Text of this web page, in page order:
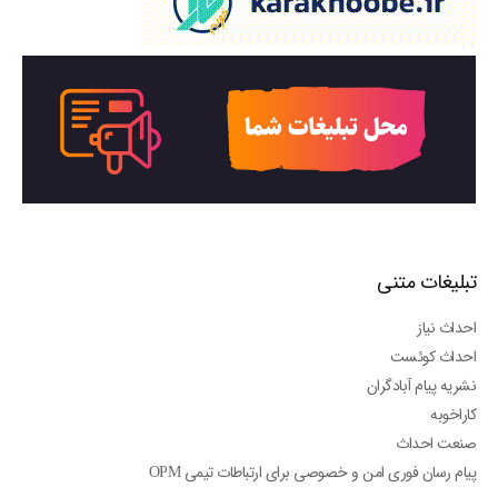
تبلیغات متنی
احداث نیاز
احداث کوئست
نشریه پیام آبادگران
کاراخوبه
صنعت احداث
پیام رسان فوری امن و خصوصی برای ارتباطات تیمی OPM